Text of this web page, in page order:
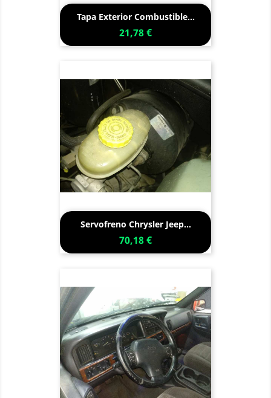
Tapa Exterior Combustible...
21,78 €
Servofreno Chrysler Jeep...
70,18 €